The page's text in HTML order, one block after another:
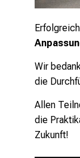
Wir
die
Allen
die
Zukunft!